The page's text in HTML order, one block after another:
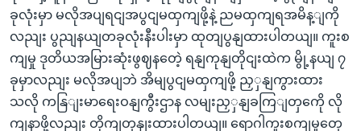
ခုလုံးမှာ မလိုအပျရငျအပွငျမထှကျဖို့နဲ့ ညမထှကျရအမိန့ျကို
လညျး ပွညျနယျတခုလုံးနီးပါးမှာ ထုတျပွနျထားပါတယျ။ ကူးစ
ကျမှု ဒုတိယအမြားဆုံးဖွဈနတေဲ့ ရနျကုနျတိုငျးထဲက မွို့နယျ ၇
ခုမှာလညျး မလိုအပျဘဲ အိမျပွငျမထှကျဖို့ ညှှနျကွားထား
သလို ကနြျးမာရေးဝနျကွီးဌာန လမျးညှှနျခကြျတှကေို လို
ကျနာဖို့လညျး တိုကျတှနျးထားပါတယျ။ ရောဂါကူးစကျမှုတှေ